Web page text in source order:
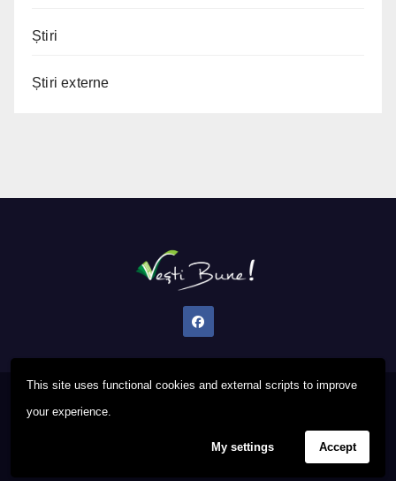
This site uses functional cookies and external scripts to improve
your experience.
My settings Accept
Știri
Știri externe
Proudly powered by WordPress
Privacy PolicyFAQ